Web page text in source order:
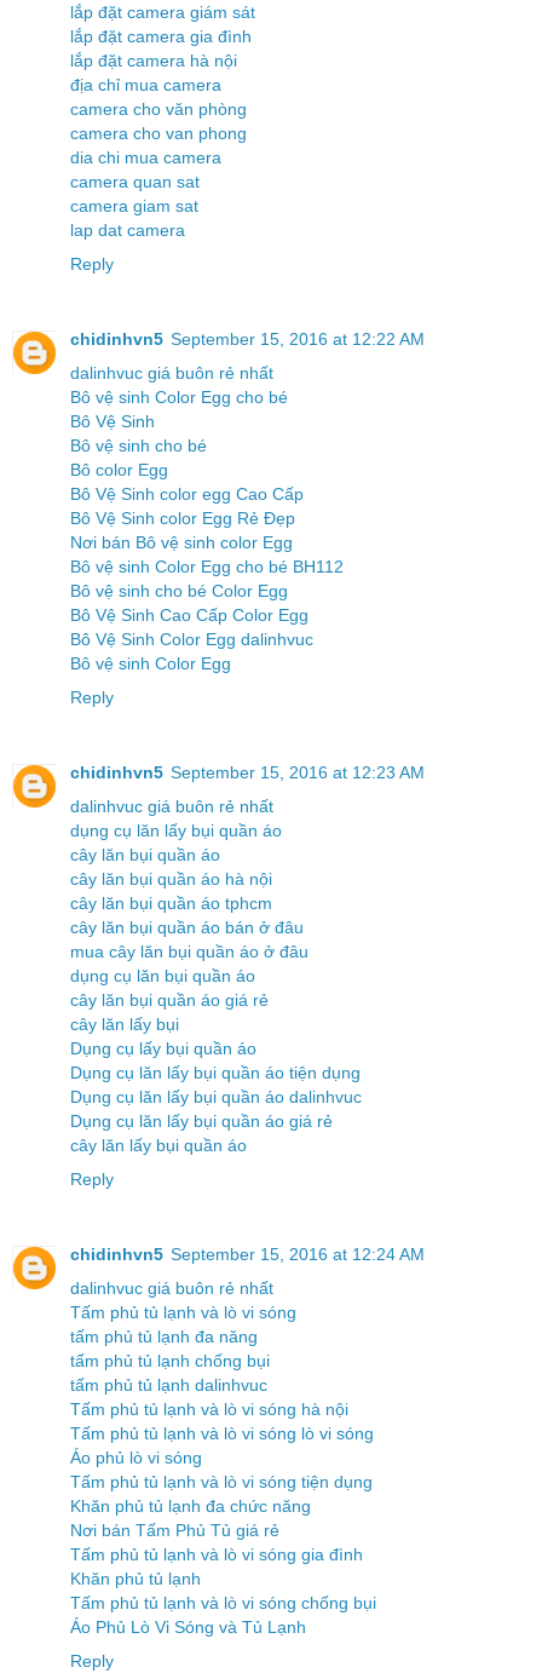
lắp đặt camera giám sát
lắp đặt camera gia đình
lắp đặt camera hà nội
địa chỉ mua camera
camera cho văn phòng
camera cho van phong
dia chi mua camera
camera quan sat
camera giam sat
lap dat camera
Reply
chidinhvn5 September 15, 2016 at 12:22 AM
dalinhvuc giá buôn rẻ nhất
Bô vệ sinh Color Egg cho bé
Bô Vệ Sinh
Bô vệ sinh cho bé
Bô color Egg
Bô Vệ Sinh color egg Cao Cấp
Bô Vệ Sinh color Egg Rẻ Đẹp
Nơi bán Bô vệ sinh color Egg
Bô vệ sinh Color Egg cho bé BH112
Bô vệ sinh cho bé Color Egg
Bô Vệ Sinh Cao Cấp Color Egg
Bô Vệ Sinh Color Egg dalinhvuc
Bô vệ sinh Color Egg
Reply
chidinhvn5 September 15, 2016 at 12:23 AM
dalinhvuc giá buôn rẻ nhất
dụng cụ lăn lấy bụi quần áo
cây lăn bụi quần áo
cây lăn bụi quần áo hà nội
cây lăn bụi quần áo tphcm
cây lăn bụi quần áo bán ở đâu
mua cây lăn bụi quần áo ở đâu
dụng cụ lăn bụi quần áo
cây lăn bụi quần áo giá rẻ
cây lăn lấy bụi
Dụng cụ lấy bụi quần áo
Dụng cụ lăn lấy bụi quần áo tiện dụng
Dụng cụ lăn lấy bụi quần áo dalinhvuc
Dụng cụ lăn lấy bụi quần áo giá rẻ
cây lăn lấy bụi quần áo
Reply
chidinhvn5 September 15, 2016 at 12:24 AM
dalinhvuc giá buôn rẻ nhất
Tấm phủ tủ lạnh và lò vi sóng
tấm phủ tủ lạnh đa năng
tấm phủ tủ lạnh chống bụi
tấm phủ tủ lạnh dalinhvuc
Tấm phủ tủ lạnh và lò vi sóng hà nội
Tấm phủ tủ lạnh và lò vi sóng lò vi sóng
Áo phủ lò vi sóng
Tấm phủ tủ lạnh và lò vi sóng tiện dụng
Khăn phủ tủ lạnh đa chức năng
Nơi bán Tấm Phủ Tủ giá rẻ
Tấm phủ tủ lạnh và lò vi sóng gia đình
Khăn phủ tủ lạnh
Tấm phủ tủ lạnh và lò vi sóng chống bụi
Áo Phủ Lò Vi Sóng và Tủ Lạnh
Reply